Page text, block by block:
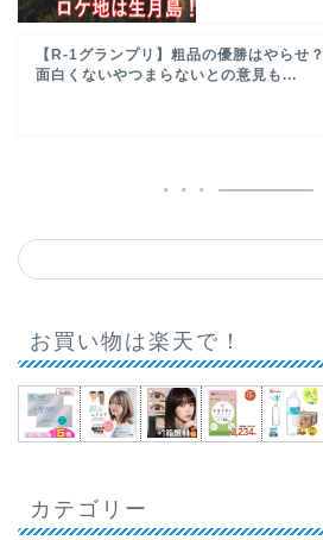
【R-1グランプリ】粗品の優勝はやらせ？
面白くないやつまらないとの意見も...
お買い物は楽天で！
カテゴリー